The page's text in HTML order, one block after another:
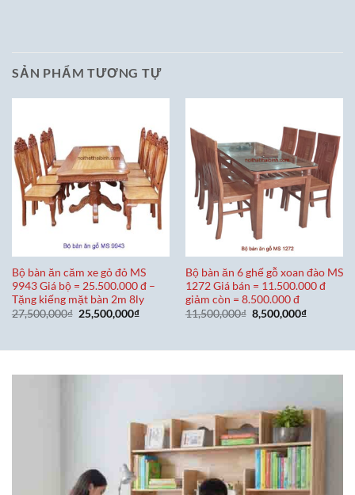
SẢN PHẨM TƯƠNG TỰ
Bộ bàn ăn căm xe gỏ đỏ MS
9943 Giá bộ = 25.500.000 đ –
Tặng kiếng mặt bàn 2m 8ly
27,500,000₫ Giá
gốc
25,500,000₫Giá
25,500,000₫.
Bộ bàn ăn 6 ghế gỗ xoan đào MS
1272 Giá bán = 11.500.000 đ
giảm còn = 8.500.000 đ
11,500,000₫ Giá
gốc
8,500,000₫Giá